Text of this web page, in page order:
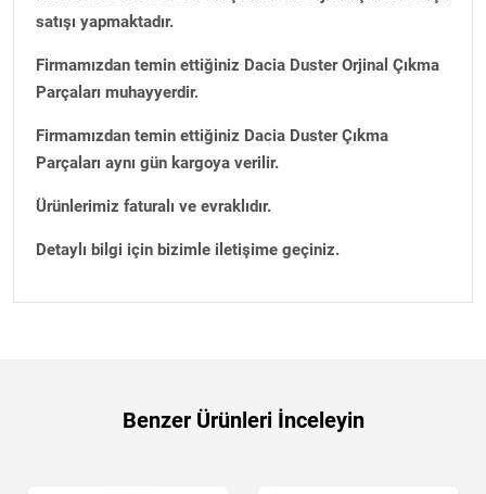
satışı yapmaktadır.
Firmamızdan temin ettiğiniz Dacia Duster Orjinal Çıkma
Parçaları muhayyerdir.
Firmamızdan temin ettiğiniz Dacia Duster Çıkma
Parçaları aynı gün kargoya verilir.
Ürünlerimiz faturalı ve evraklıdır.
Detaylı bilgi için bizimle iletişime geçiniz.
Benzer Ürünleri İnceleyin